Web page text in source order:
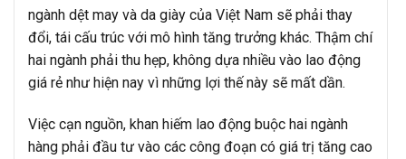
ngành dệt may và da giày của Việt Nam sẽ phải thay
đổi, tái cấu trúc với mô hình tăng trưởng khác. Thậm chí
hai ngành phải thu hẹp, không dựa nhiều vào lao động
giá rẻ như hiện nay vì những lợi thế này sẽ mất dần.
Việc cạn nguồn, khan hiếm lao động buộc hai ngành
hàng phải đầu tư vào các công đoạn có giá trị tăng cao